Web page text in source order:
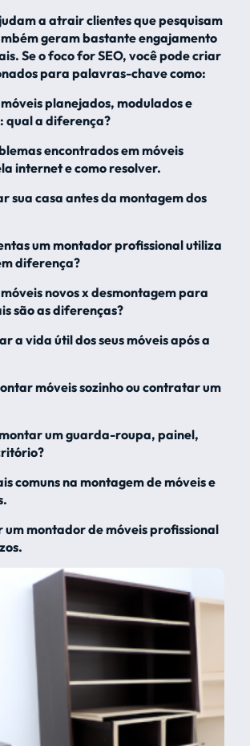
a atrair clientes que pesquisam
geram bastante engajamento
Se o foco for SEO, você pode criar
para palavras-chave como:
planejados, modulados e
qual a diferença?
encontrados em móveis
internet e como resolver.
sua casa antes da montagem dos
um montador profissional utiliza
diferença?
novos x desmontagem para
são as diferenças?
a vida útil dos seus móveis após a
móveis sozinho ou contratar um
um guarda-roupa, painel,
comuns na montagem de móveis e
um montador de móveis profissional